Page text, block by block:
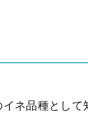
ネ品種として